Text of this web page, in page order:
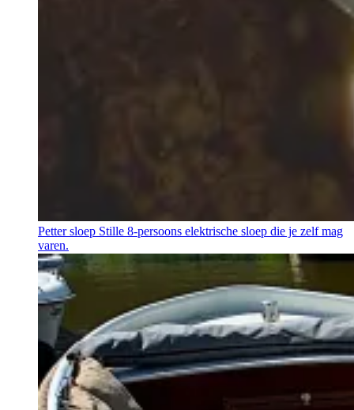
Petter sloep Stille 8-persoons elektrische sloep die je zelf mag
varen.